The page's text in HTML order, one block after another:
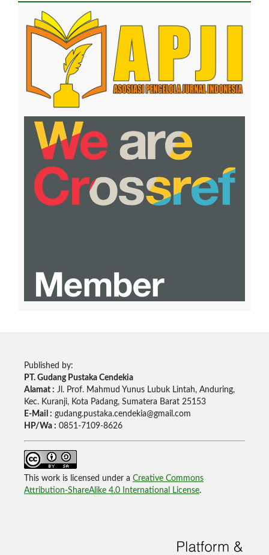
Published by:
PT. Gudang Pustaka Cendekia
Alamat : Jl. Prof. Mahmud Yunus Lubuk Lintah, Anduring,
Kec. Kuranji, Kota Padang, Sumatera Barat 25153
E-Mail : gudang.pustaka.cendekia@gmail.com
HP/Wa : 0851-7109-8626
This work is licensed under a Creative Commons
Attribution-ShareAlike 4.0 International License.